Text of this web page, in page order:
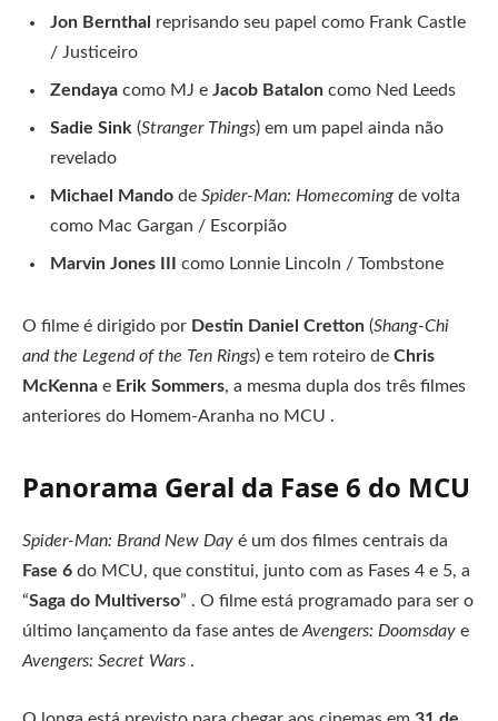
Jon Bernthal reprisando seu papel como Frank Castle
/ Justiceiro
Zendaya como MJ e Jacob Batalon como Ned Leeds
Sadie Sink (Stranger Things) em um papel ainda não
revelado
Michael Mando de Spider-Man: Homecoming de volta
como Mac Gargan / Escorpião
Marvin Jones III como Lonnie Lincoln / Tombstone
O filme é dirigido por Destin Daniel Cretton (Shang-Chi
and the Legend of the Ten Rings) e tem roteiro de Chris
McKenna e Erik Sommers, a mesma dupla dos três filmes
anteriores do Homem-Aranha no MCU .
Panorama Geral da Fase 6 do MCU
Spider-Man: Brand New Day é um dos filmes centrais da
Fase 6 do MCU, que constitui, junto com as Fases 4 e 5, a
“Saga do Multiverso” . O filme está programado para ser o
último lançamento da fase antes de Avengers: Doomsday e
Avengers: Secret Wars .